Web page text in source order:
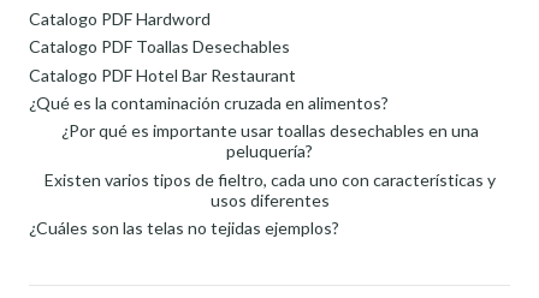
Catalogo PDF Hardword
Catalogo PDF Toallas Desechables
Catalogo PDF Hotel Bar Restaurant
¿Qué es la contaminación cruzada en alimentos?
¿Por qué es importante usar toallas desechables en una
peluquería?
Existen varios tipos de fieltro, cada uno con características y
usos diferentes
¿Cuáles son las telas no tejidas ejemplos?